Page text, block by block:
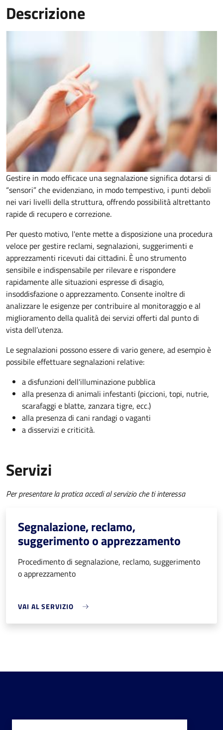
Descrizione
Gestire in modo efficace una segnalazione significa dotarsi di
“sensori” che evidenziano, in modo tempestivo, i punti deboli
nei vari livelli della struttura, offrendo possibilità altrettanto
rapide di recupero e correzione.
Per questo motivo, l'ente mette a disposizione una procedura
veloce per gestire reclami, segnalazioni, suggerimenti e
apprezzamenti ricevuti dai cittadini. È uno strumento
sensibile e indispensabile per rilevare e rispondere
rapidamente alle situazioni espresse di disagio,
insoddisfazione o apprezzamento. Consente inoltre di
analizzare le esigenze per contribuire al monitoraggio e al
miglioramento della qualità dei servizi offerti dal punto di
vista dell’utenza.
Le segnalazioni possono essere di vario genere, ad esempio è
possibile effettuare segnalazioni relative:
a disfunzioni dell'illuminazione pubblica
alla presenza di animali infestanti (piccioni, topi, nutrie,
scarafaggi e blatte, zanzara tigre, ecc.)
alla presenza di cani randagi o vaganti
a disservizi e criticità.
Servizi
Per presentare la pratica accedi al servizio che ti interessa
Segnalazione, reclamo,
suggerimento o apprezzamento
Procedimento di segnalazione, reclamo, suggerimento
o apprezzamento
VAI AL SERVIZIO